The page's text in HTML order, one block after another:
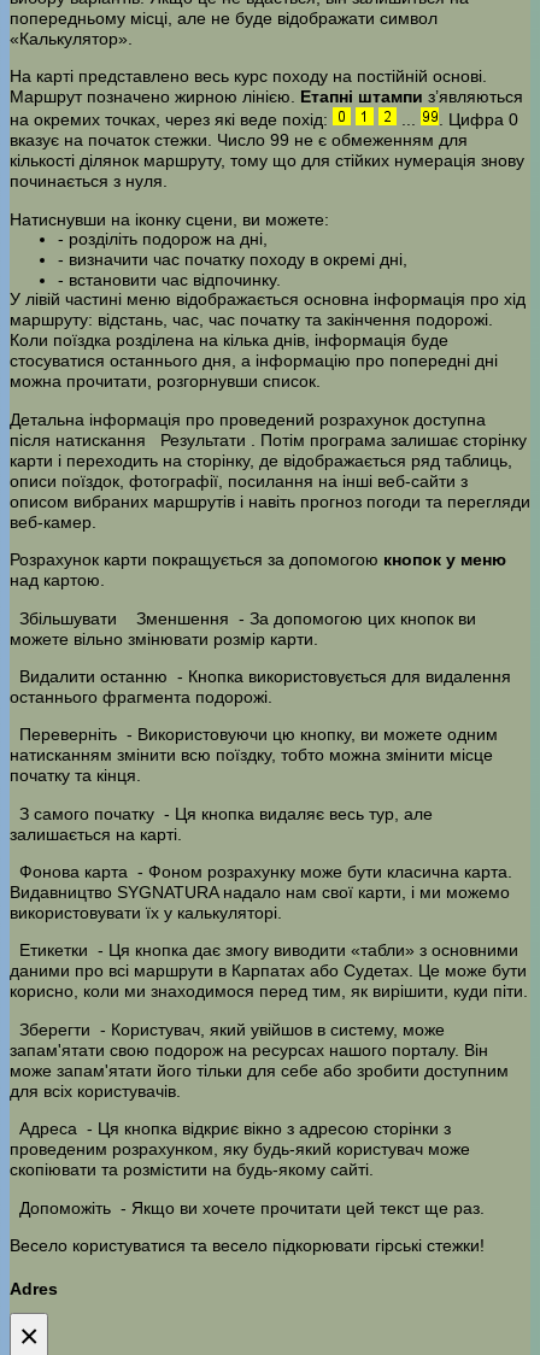
попередньому місці, але не буде відображати символ
«Калькулятор».
На карті представлено весь курс походу на постійній основі.
Маршрут позначено жирною лінією. Етапні штампи з’являються
на окремих точках, через які веде похід:
. Цифра 0
вказує на початок стежки. Число 99 не є обмеженням для
кількості ділянок маршруту, тому що для стійких нумерація знову
починається з нуля.
Натиснувши на іконку сцени, ви можете:
- розділіть подорож на дні,
- визначити час початку походу в окремі дні,
- встановити час відпочинку.
У лівій частині меню відображається основна інформація про хід
маршруту: відстань, час, час початку та закінчення подорожі.
Коли поїздка розділена на кілька днів, інформація буде
стосуватися останнього дня, а інформацію про попередні дні
можна прочитати, розгорнувши список.
Детальна інформація про проведений розрахунок доступна
після натискання
Результати
. Потім програма залишає сторінку
карти і переходить на сторінку, де відображається ряд таблиць,
описи поїздок, фотографії, посилання на інші веб-сайти з
описом вибраних маршрутів і навіть прогноз погоди та перегляди
веб-камер.
Розрахунок карти покращується за допомогою кнопок у меню
над картою.
Збільшувати
Зменшення - За допомогою цих кнопок ви
можете вільно змінювати розмір карти.
Видалити останню - Кнопка використовується для видалення
останнього фрагмента подорожі.
Переверніть - Використовуючи цю кнопку, ви можете одним
натисканням змінити всю поїздку, тобто можна змінити місце
початку та кінця.
З самого початку - Ця кнопка видаляє весь тур, але
залишається на карті.
Фонова карта - Фоном розрахунку може бути класична карта.
Видавництво SYGNATURA надало нам свої карти, і ми можемо
використовувати їх у калькуляторі.
Етикетки - Ця кнопка дає змогу виводити «табли» з основними
даними про всі маршрути в Карпатах або Судетах. Це може бути
корисно, коли ми знаходимося перед тим, як вирішити, куди піти.
Зберегти - Користувач, який увійшов в систему, може
запам'ятати свою подорож на ресурсах нашого порталу. Він
може запам'ятати його тільки для себе або зробити доступним
для всіх користувачів.
Адреса - Ця кнопка відкриє вікно з адресою сторінки з
проведеним розрахунком, яку будь-який користувач може
скопіювати та розмістити на будь-якому сайті.
Допоможіть - Якщо ви хочете прочитати цей текст ще раз.
Весело користуватися та весело підкорювати гірські стежки!
Adres
×